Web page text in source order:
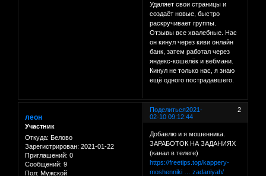
Удаляет свои страницы и
создаёт новые, быстро
раскручивает группы.
Отзывы все хвалебные. Нас
он кинул через киви онлайн
банк, затем работал через
яндекс-кошелёк и вебмани.
Кинул не только нас, я знаю
ещё одного пострадавшего.
Поделиться 2
2021-
02-10 09:12:44
леон
Участник
Откуда: Белово
Зарегистрирован: 2021-01-22
Приглашений: 0
Сообщений: 9
Пол: Мужской
Добавлю и я мошенника.
ЗАРАБОТОК НА ЗАДАНИЯХ
(канал в телеге)
https://freetips.top/kappery-
moshenniki … zadaniyah/